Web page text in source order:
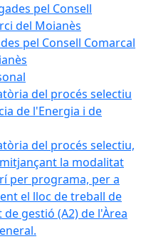
pel Consell
del Moianès
pel Consell Comarcal
del procés selectiu
de l'Energia i de
del procés selectiu,
la modalitat
per programa, per a
el lloc de treball de
gestió (A2) de l'Àrea